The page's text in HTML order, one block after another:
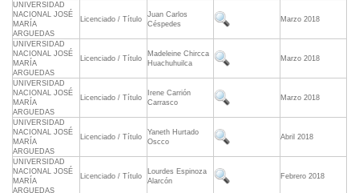
UNIVERSIDAD
NACIONAL JOSÉ
MARÍA
ARGUEDAS
Licenciado / Título
Juan Carlos
Céspedes
Marzo 2018
UNIVERSIDAD
NACIONAL JOSÉ
MARÍA
ARGUEDAS
Licenciado / Título
Madeleine Chircca
Huachuhuilca
Marzo 2018
UNIVERSIDAD
NACIONAL JOSÉ
MARÍA
ARGUEDAS
Licenciado / Título
Irene Carrión
Carrasco
Marzo 2018
UNIVERSIDAD
NACIONAL JOSÉ
MARÍA
ARGUEDAS
Licenciado / Título
Yaneth Hurtado
Oscco
Abril 2018
UNIVERSIDAD
NACIONAL JOSÉ
MARÍA
ARGUEDAS
Licenciado / Título
Lourdes Espinoza
Alarcón
Febrero 2018